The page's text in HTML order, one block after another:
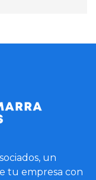
un
tu empresa con